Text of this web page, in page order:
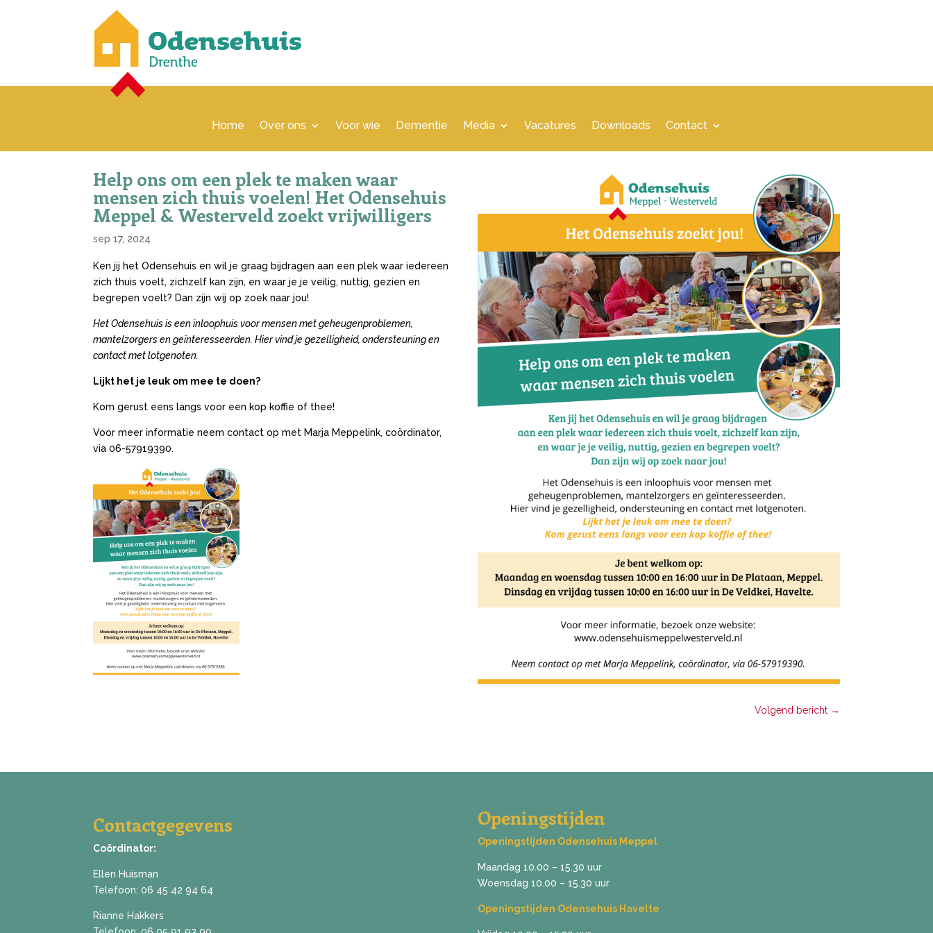
Home Over ons Voor wie Dementie Media Vacatures Downloads Contact
Help ons om een plek te maken waar
mensen zich thuis voelen! Het Odensehuis
Meppel & Westerveld zoekt vrijwilligers
sep 17, 2024
Ken jij het Odensehuis en wil je graag bijdragenaan een plek waar iedereen
zich thuis voelt, zichzelf kan zijn, en waar je je veilig, nuttig, gezien en
begrepen voelt? Dan zijn wij op zoek naar jou!
Het Odensehuis is een inloophuis voor mensen metgeheugenproblemen,
mantelzorgers en geïnteresseerden.Hier vind je gezelligheid, ondersteuning en
contact met lotgenoten.
Lijkt het je leuk om mee te doen?
Kom gerust eens langs voor een kop koffie of thee!
Voor meer informatie neem contact op met Marja Meppelink, coördinator,
via 06-57919390.
Volgend bericht→
Contactgegevens
Coördinator:
Ellen Huisman
Telefoon:06 45 42 94 64
Rianne Hakkers
Openingstijden
Openingstijden Odensehuis Meppel
Maandag 10.00 – 15.30 uur
Woensdag 10.00 – 15.30 uur
Openingstijden Odensehuis Havelte